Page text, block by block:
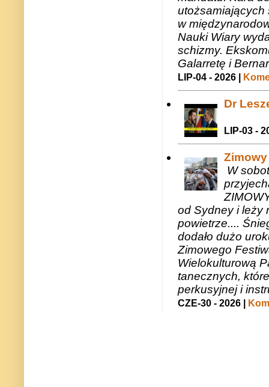
utożsamiających
w
Nauki Wiary
schizmy.
Galarretę i
LIP-04 - 2026 |
Dr
LIP-03 -
W
od Sydney i leży
powietrze....
dodało dużo
Zimowego
Wielokulturową
tanecznych,
perkusyjnej i
CZE-30 - 2026 |